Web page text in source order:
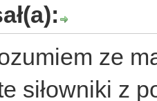
ze
siłowniki z